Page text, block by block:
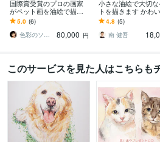
国際賞受賞のプロの画家
がペット画を油絵で描き
ます 愛猫チャン＆愛犬チ
ャンとの想い出をアート
としてお届けします
5.0 (6)
色彩のソムリエ（画家）
80,000 円
小さな油絵で大切な
トを描きます かわ
ンちゃんやネコちゃ
ど記念や贈り物にい
ですか
4.8 (5)
南 健吾
このサービスを見た人はこちらも